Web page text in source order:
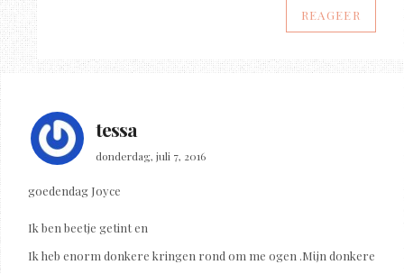
REAGEER
tessa
donderdag, juli 7, 2016
goedendag Joyce
Ik ben beetje getint en
Ik heb enorm donkere kringen rond om me ogen .Mijn donkere